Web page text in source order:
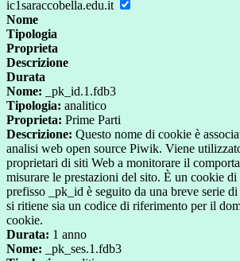
ic1saraccobella.edu.it
Nome
Tipologia
Proprieta
Descrizione
Durata
Nome: _pk_id.1.fdb3
Tipologia: analitico
Proprieta: Prime Parti
Descrizione: Questo nome di cookie è
analisi web open source Piwik. Viene
proprietari di siti Web a monitorare il
misurare le prestazioni del sito. È un cookie
prefisso _pk_id è seguito da una breve serie
si ritiene sia un codice di riferimento per il
cookie.
Durata: 1 anno
Nome: _pk_ses.1.fdb3